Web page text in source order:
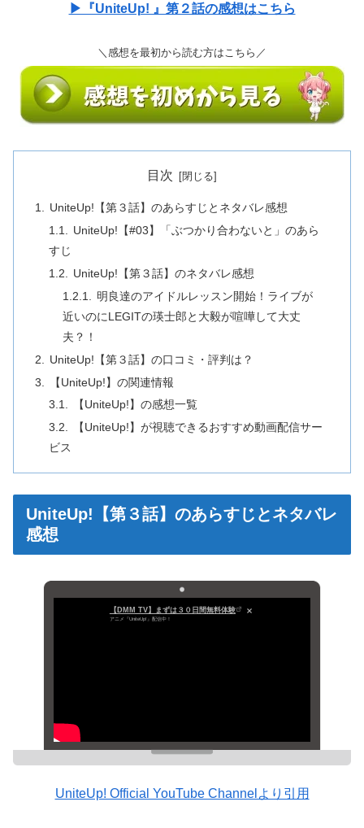
▶『UniteUp! 』第２話の感想はこちら
＼感想を最初から読む方はこちら／
目次
UniteUp!【第３話】のあらすじとネタバレ感想
UniteUp!【#03】「ぶつかり合わないと」のあら
すじ
UniteUp!【第３話】のネタバレ感想
明良達のアイドルレッスン開始！ライブが
近いのにLEGITの瑛士郎と大毅が喧嘩して大丈
夫？！
UniteUp!【第３話】の口コミ・評判は？
【UniteUp!】の関連情報
【UniteUp!】の感想一覧
【UniteUp!】が視聴できるおすすめ動画配信サー
ビス
UniteUp!【第３話】のあらすじとネタバレ
感想
【DMM TV】まずは３０日間無料体験
アニメ『UniteUp!』配信中！
UniteUp! Official YouTube Channelより引用